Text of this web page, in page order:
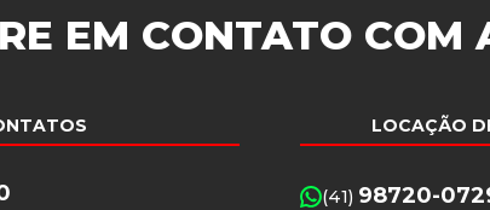
EM CONTATO COM
LOCAÇÃO
(41) 98720-